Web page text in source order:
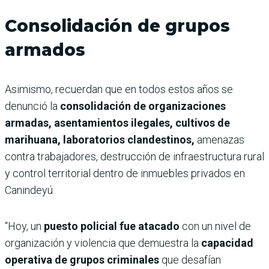
Consolidación de grupos
armados
Asimismo, recuerdan que en todos estos años se
denunció la consolidación de organizaciones
armadas, asentamientos ilegales, cultivos de
marihuana, laboratorios clandestinos, amenazas
contra trabajadores, destrucción de infraestructura rural
y control territorial dentro de inmuebles privados en
Canindeyú.
“Hoy, un puesto policial fue atacado con un nivel de
organización y violencia que demuestra la capacidad
operativa de grupos criminales que desafían